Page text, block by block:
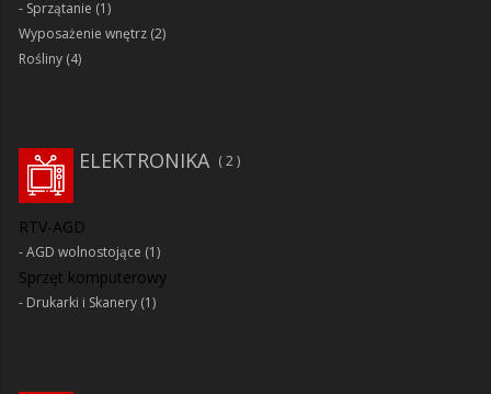
Sprzątanie (1)
Wyposażenie wnętrz (2)
Rośliny (4)
2
ELEKTRONIKA
RTV-AGD
AGD wolnostojące (1)
Sprzęt komputerowy
Drukarki i Skanery (1)